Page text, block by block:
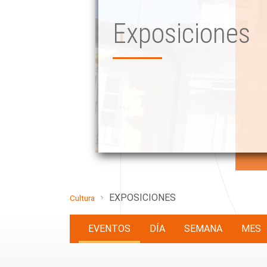
Exposiciones
Cultura EXPOSICIONES
EVENTOS DÍA SEMANA MES